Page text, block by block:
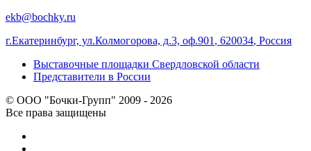
ekb@bochky.ru
г.Екатеринбург, ул.Колмогорова, д.3, оф.901 , 620034, Россия
Выставочные площадки Свердловской области
Представители в России
© ООО "Бочки-Групп" 2009 - 2026
Все права защищены